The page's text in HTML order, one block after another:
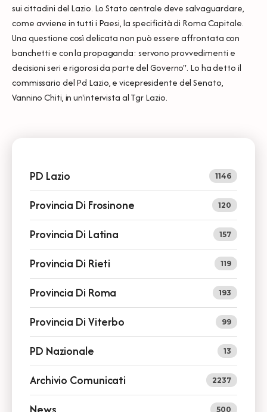
sui cittadini del Lazio. Lo Stato centrale deve salvaguardare,
come avviene in tutti i Paesi, la specificità di Roma Capitale.
Una questione così delicata non può essere affrontata con
banchetti e con la propaganda: servono provvedimenti e
decisioni seri e rigorosi da parte del Governo". Lo ha detto il
commissario del Pd Lazio, e vicepresidente del Senato,
Vannino Chiti, in un'intervista al Tgr Lazio.
PD Lazio 1146
Provincia Di Frosinone 120
Provincia Di Latina 157
Provincia Di Rieti 119
Provincia Di Roma 193
Provincia Di Viterbo 99
PD Nazionale 13
Archivio Comunicati 2237
500